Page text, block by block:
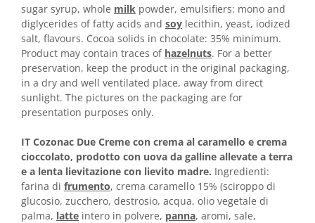
Rahat
sugar syrup, whole milk powder, emulsifiers: mono and
diglycerides of fatty acids and soy lecithin, yeast, iodized
salt, flavours. Cocoa solids in chocolate: 35% minimum.
Product may contain traces of hazelnuts. For a better
preservation, keep the product in the original packaging,
in a dry and well ventilated place, away from direct
sunlight. The pictures on the packaging are for
presentation purposes only.
IT Cozonac Due Creme con crema al caramello e crema
cioccolato, prodotto con uova da galline allevate a terra
e a lenta lievitazione con lievito madre. Ingredienti:
farina di frumento, crema caramello 15% (sciroppo di
glucosio, zucchero, destrosio, acqua, olio vegetale di
palma, latte intero in polvere, panna, aromi, sale,